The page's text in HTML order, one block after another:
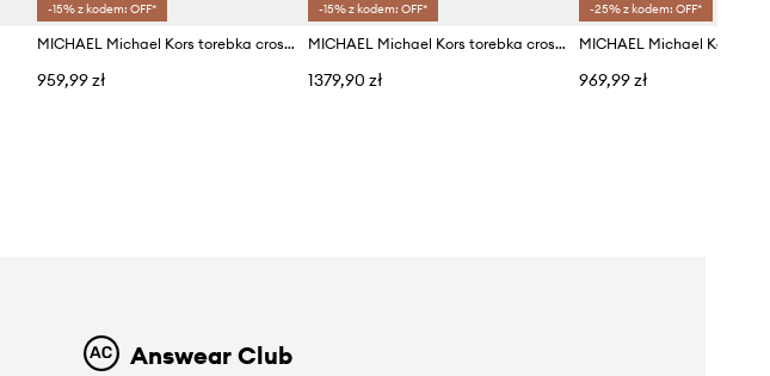
-15% z kodem: OFF*
MICHAEL Michael Kors torebka crossbody damska skórzana
959,99 zł
-15% z kodem: OFF*
MICHAEL Michael Kors torebka crossbody damska skórzana
1379,90 zł
-25% z kodem: OFF*
969,99 zł
Answear Club